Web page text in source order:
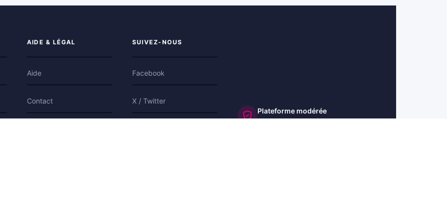
AIDE & LÉGAL
Aide
Contact
SUIVEZ-NOUS
Facebook
X / Twitter
Plateforme modérée
et sécurisée